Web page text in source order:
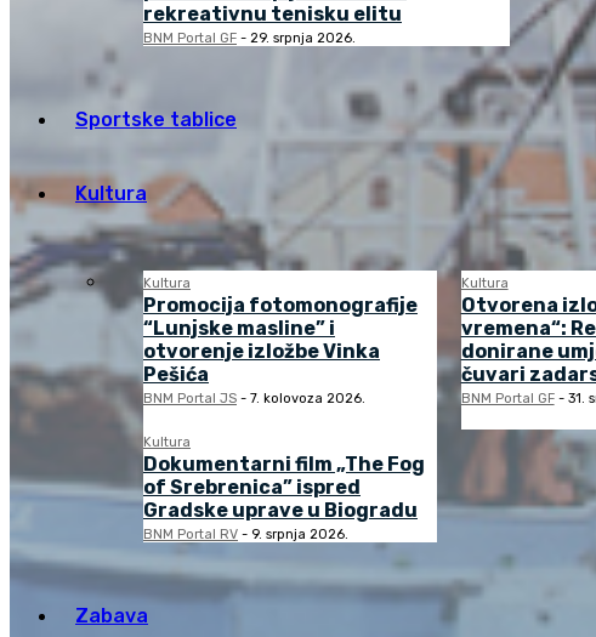
rekreativnu tenisku elitu
BNM Portal GF - 29. srpnja 2026.
Sportske tablice
Kultura
Kultura
Promocija fotomonografije
“Lunjske masline” i
otvorenje izložbe Vinka
Pešića
BNM Portal JS - 7. kolovoza 2026.
Kultura
Otvorena
vremena“:
donirane
čuvari
BNM Portal GF - 31.
Kultura
Dokumentarni film „The Fog
of Srebrenica” ispred
Gradske uprave u Biogradu
BNM Portal RV - 9. srpnja 2026.
Zabava